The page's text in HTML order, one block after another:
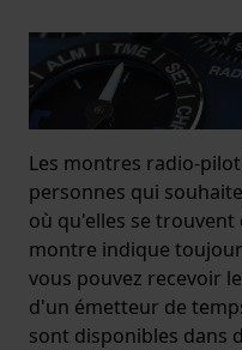
Les montres radio-
personnes qui
où qu'elles se trouvent
montre indique
vous pouvez recevoir
d'un émetteur de
sont disponibles dans